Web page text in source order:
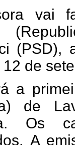
vai
(PSD),
de
a
de
Os
A